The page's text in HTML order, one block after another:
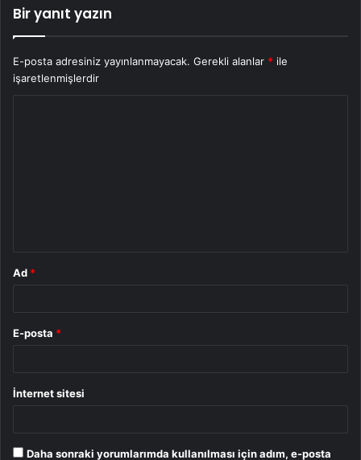
Bir yanıt yazın
E-posta adresiniz yayınlanmayacak. Gerekli alanlar * ile
işaretlenmişlerdir
Ad *
E-posta *
İnternet sitesi
Daha sonraki yorumlarımda kullanılması için adım, e-posta